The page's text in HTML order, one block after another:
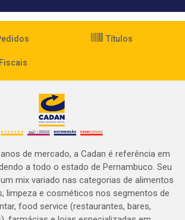
Títulos
de mercado, a Cadan é referência em
a todo o estado de Pernambuco. Seu
mix variado nas categorias de alimentos
limpeza e cosméticos nos segmentos de
food service (restaurantes, bares,